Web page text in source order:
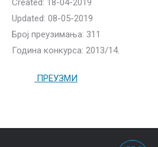
Created: 18-04-2019
Updated: 08-05-2019
Број преузимања: 311
Година конкурса: 2013/14.
ПРЕУЗМИ